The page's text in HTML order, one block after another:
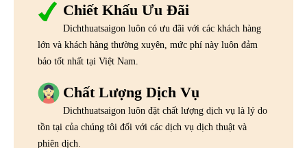
Chiết Khấu Ưu Đãi
Dichthuatsaigon luôn có ưu đãi với các khách hàng
lớn và khách hàng thường xuyên, mức phí này luôn đảm
bảo tốt nhất tại Việt Nam.
Chất Lượng Dịch Vụ
Dichthuatsaigon luôn đặt chất lượng dịch vụ là lý do
tồn tại của chúng tôi đối với các dịch vụ dịch thuật và
phiên dịch.